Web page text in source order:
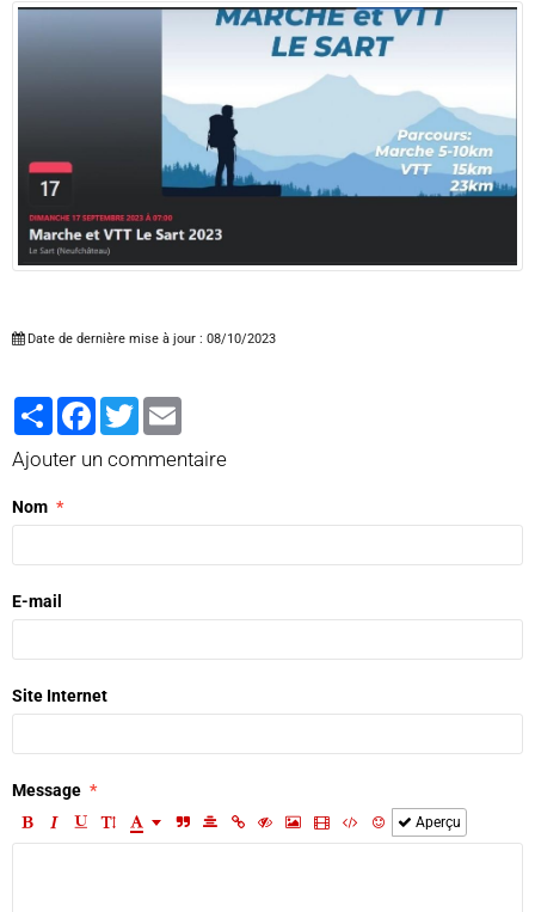
Date de dernière mise à jour : 08/10/2023
PartagerFacebook
Twitter
Ajouter un commentaire
Nom
E-mail
Site Internet
Message
Aperçu